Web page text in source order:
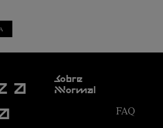
a
Sobre
Nnormal
FAQ